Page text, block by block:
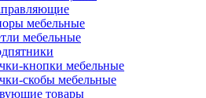
мебельные
мебельные
кнопки мебельные
скобы мебельные
товары